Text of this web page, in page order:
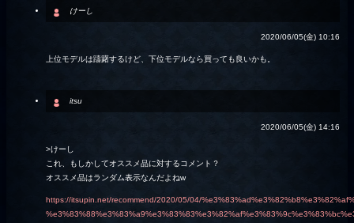
けーし
2020/06/05(金) 10:16
上位モデルは躊躇するけど、下位モデルなら買っても良いかも。
itsu
2020/06/05(金) 14:16
>けーし
これ、もしかしてオススメ品に対するコメント？
オススメ品はランダム表示なんだよねw
https://itsupin.net/recommend/2020/05/04/